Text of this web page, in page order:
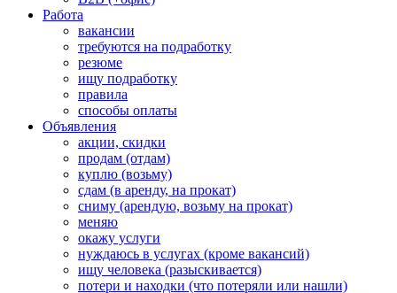
Работа
вакансии
требуются на подработку
резюме
ищу подработку
правила
способы оплаты
Объявления
акции, скидки
продам (отдам)
куплю (возьму)
сдам (в аренду, на прокат)
сниму (арендую, возьму на прокат)
меняю
окажу услуги
нуждаюсь в услугах (кроме вакансий)
ищу человека (разыскивается)
потери и находки (что потеряли или нашли)